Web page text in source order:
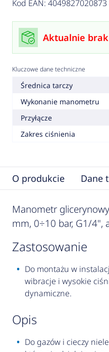
Kod EAN: 4049827020873
Aktualnie
Kluczowe dane techniczne
Średnica tarczy
Wykonanie manometru
Przyłącze
Zakres ciśnienia
O produkcie Dane
Manometr
mm, 0÷10 bar, G1/4",
zastosowanie
Do montażu w
wibracje i wysokie
dynamiczne.
opis
Do gazów i cieczy